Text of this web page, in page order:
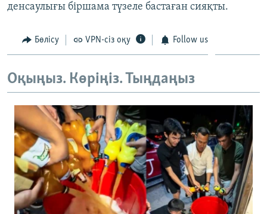
денсаулығы біршама түзеле бастаған сияқты.
Бөлісу VPN-сіз оқу Follow us
Оқыңыз. Көріңіз. Тыңдаңыз